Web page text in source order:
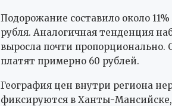
Подорожание составило около
рубля. Аналогичная тенденция
выросла почти пропорционально.
платят примерно 60 рублей.
География цен внутри региона
фиксируются в Ханты-Мансийске,